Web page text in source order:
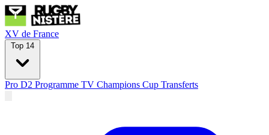
XV de France
Top 14
Pro D2 Programme TV Champions Cup Transferts